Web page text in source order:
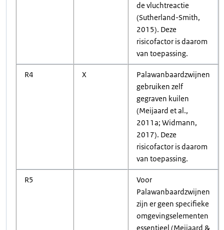
de vluchtreactie
(Sutherland-Smith,
2015). Deze
risicofactor is daarom
van toepassing.
R4 X
Palawanbaardzwijnen
gebruiken zelf
gegraven kuilen
(Meijaard et al.,
2011a; Widmann,
2017). Deze
risicofactor is daarom
van toepassing.
R5
Voor
Palawanbaardzwijnen
zijn er geen specifieke
omgevingselementen
essentieel (Meijaard &